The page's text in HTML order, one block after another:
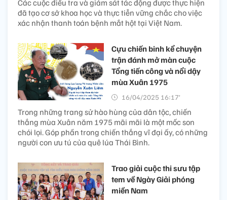
Các cuộc điều tra và giám sát tác động được thực hiện
đã tạo cơ sở khoa học và thực tiễn vững chắc cho việc
xác nhận thanh toán bệnh mắt hột tại Việt Nam.
Cựu chiến binh kể chuyện
trận đánh mở màn cuộc
Tổng tiến công và nổi dậy
mùa Xuân 1975
16/04/2025 16:17’
Trong những trang sử hào hùng của dân tộc, chiến
thắng mùa Xuân năm 1975 mãi mãi là một mốc son
chói lọi. Góp phần trong chiến thắng vĩ đại ấy, có những
người con ưu tú của quê lúa Thái Bình.
Trao giải cuộc thi sưu tập
tem về Ngày Giải phóng
miền Nam